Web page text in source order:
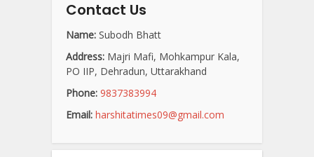
Contact Us
Name: Subodh Bhatt
Address: Majri Mafi, Mohkampur Kala,
PO IIP, Dehradun, Uttarakhand
Phone: 9837383994
Email: harshitatimes09@gmail.com